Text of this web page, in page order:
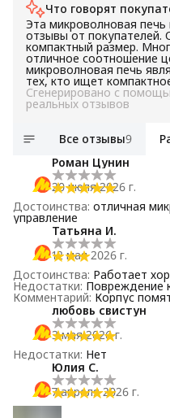
Что говорят
Эта микроволновая
отзывы от покупателей.
компактный размер.
отличное соотношение
микроволновая печь
тех, кто ищет
Сгенерировано с
реальных отзывов
Все отзывы9
Роман Цунин
20 июля 2026 г.
Достоинства: отличная
управление
Татьяна И.
12 мая 2026 г.
Достоинства: Работает
Недостатки: Повреждение
Комментарий: Корпус
любовь свистун
3 мая 2026 г.
Недостатки: Нет
Юлия С.
7 апреля 2026 г.